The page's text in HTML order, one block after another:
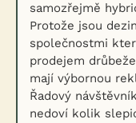
samozřejmě
Protože jsou
společnostmi
prodejem
mají výbornou
Řadový
nedoví kolik